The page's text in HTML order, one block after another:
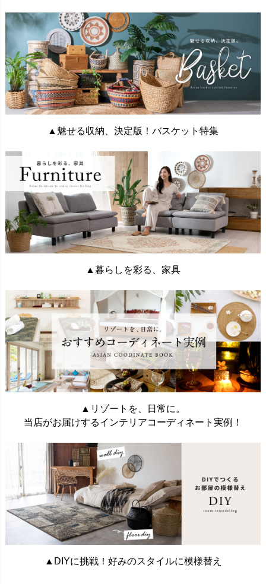
▲魅せる収納、決定版！バスケット特集
▲暮らしを彩る、家具
▲リゾートを、日常に。
当店がお届けするインテリアコーディネート実例！
▲DIYに挑戦！好みのスタイルに模様替え